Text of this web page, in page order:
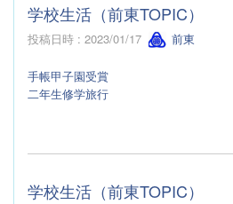
学校生活（前東TOPIC）
投稿日時 : 2023/01/17 前東
手帳甲子園受賞
二年生修学旅行
学校生活（前東TOPIC）